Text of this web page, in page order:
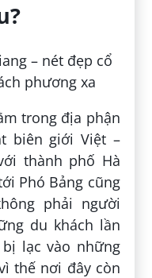
trong địa phận
biên giới Việt –
thành phố Hà
Phó Bảng cũng
phải người
du khách lần
lạc vào những
thế nơi đây còn